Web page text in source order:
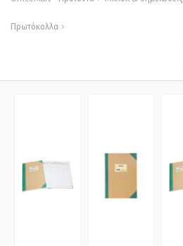
Πρωτόκολλα